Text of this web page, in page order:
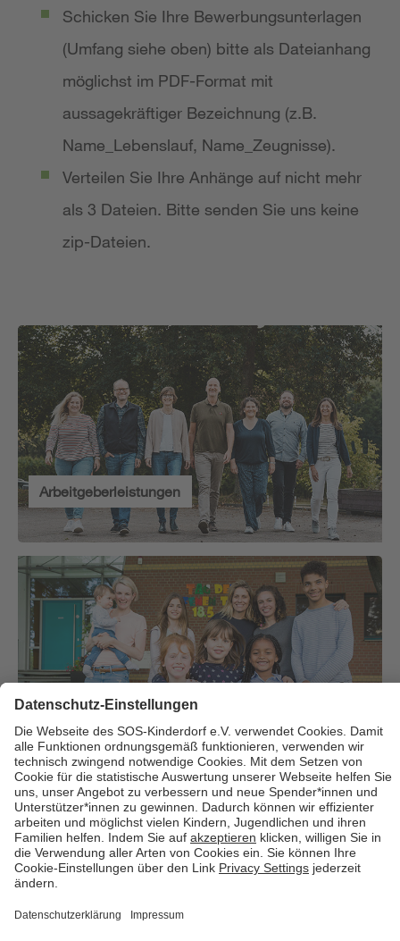
Schicken Sie Ihre Bewerbungsunterlagen
(Umfang siehe oben) bitte als Dateianhang
möglichst im PDF-Format mit
aussagekräftiger Bezeichnung (z.B.
Name_Lebenslauf, Name_Zeugnisse).
Verteilen Sie Ihre Anhänge auf nicht mehr
als 3 Dateien. Bitte senden Sie uns keine
zip-Dateien.
Arbeitgeberleistungen